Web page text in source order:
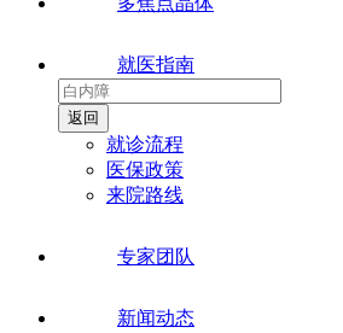
就医指南
就诊流程
医保政策
来院路线
专家团队
新闻动态